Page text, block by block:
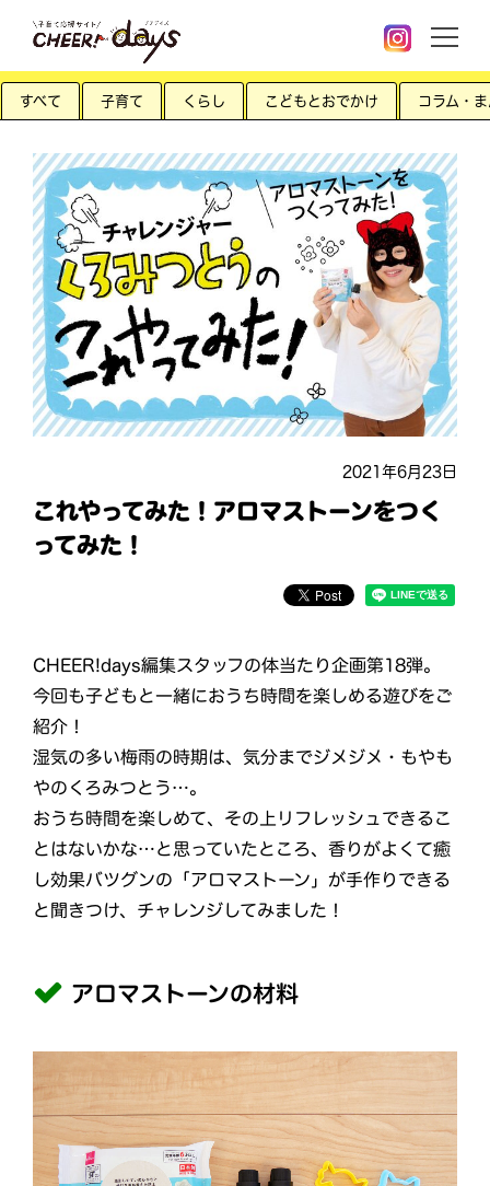
すべて 子育て くらし こどもとおでかけ コラム・
2021年6月23日
これやってみた！アロマストーンをつく
ってみた！
CHEER!days編集スタッフの体当たり企画第18弾。
今回も子どもと一緒におうち時間を楽しめる遊びをご
紹介！
湿気の多い梅雨の時期は、気分までジメジメ・もやも
やのくろみつとう…。
おうち時間を楽しめて、その上リフレッシュできるこ
とはないかな…と思っていたところ、香りがよくて癒
し効果バツグンの「アロマストーン」が手作りできる
と聞きつけ、チャレンジしてみました！
アロマストーンの材料